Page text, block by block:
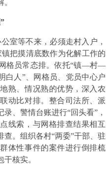
室等不来，必须走村入户，
把摸清底数作为化解工作的
格员常态排。依托“镇—村—
白人”、网格员、党员中心户
熟、情况熟的优势，深入农
动比对排。整合司法所、派
、警情台账进行“回头看”，
线索，与网格排查结果相互
。组织各村“两委”干部、驻
体性事件的案件进行倒排梳
核实。